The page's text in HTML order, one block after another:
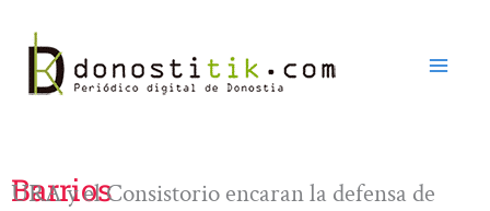
contenido
Barrios
URA y el Consistorio encaran la defensa de